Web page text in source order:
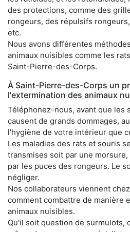
des protections, comme des
rongeurs, des répulsifs
etc.
Nous avons différentes
animaux nuisibles comme les
Saint-Pierre-des-Corps.
À Saint-Pierre-des-Corps un
l'extermination des animaux
Téléphonez-nous, avant que les
causent de grands dommages,
l'hygiène de votre intérieur que
Les maladies des rats et souris
transmises soit par une
par les puces des rongeurs. Le
négliger.
Nos collaborateurs viennent
comment combattre de manière
animaux nuisibles.
Qu'il soit question de surmulots,